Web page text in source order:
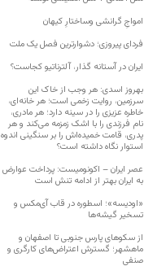
‌امواجِ گرانشی وساختارِ کیهان
فردای پیروزی؛ دشوارترین فصل یک ملت
ایران در آستانه گذار، آلترناتیو کجاست؟
بهروز اسدی: هر وجب از خاک‌ این
سرزمین، روایت زخمی است؛ هر خانه‌ای،
خاطره عزیزی را در سینه دارد؛ هر مادری،
نام فرزندی را با اشک زمزمه می‌کند و هر
پدری، قامت خمیده‌اش را بر سنگینی اندوه
استوار نگاه داشته است؟
عصر ایران – اکونومیست: پرداخت عوارض
به ایران بهتر از ادامه تنش است
«اودیسه»؛ اسطوره در قاب آی‌مکس و
تسخیر گیشه‌ها
از سکوهای پارس جنوبی تا اصفهان و
ماهشهر؛ گسترش اعتراض‌های کارگری و
صنفی